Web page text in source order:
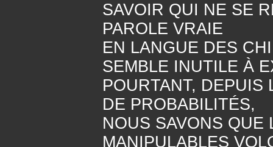
SAVOIR QUI NE SE
PAROLE VRAIE
EN LANGUE DES
SEMBLE INUTILE À
POURTANT, DEPUIS
DE PROBABILITÉS,
NOUS SAVONS QUE
MANIPULABLES